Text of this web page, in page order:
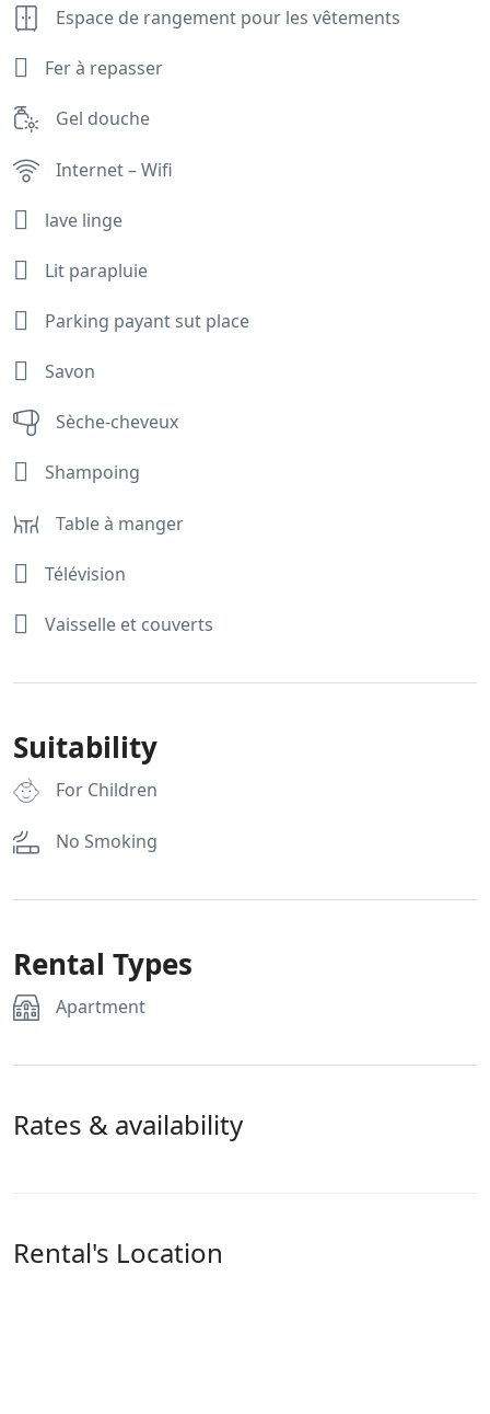
Espace de rangement pour les vêtements
Fer à repasser
Gel douche
Internet – Wifi
lave linge
Lit parapluie
Parking payant sut place
Savon
Sèche-cheveux
Shampoing
Table à manger
Télévision
Vaisselle et couverts
Suitability
For Children
No Smoking
Rental Types
Apartment
Rates & availability
Rental's Location